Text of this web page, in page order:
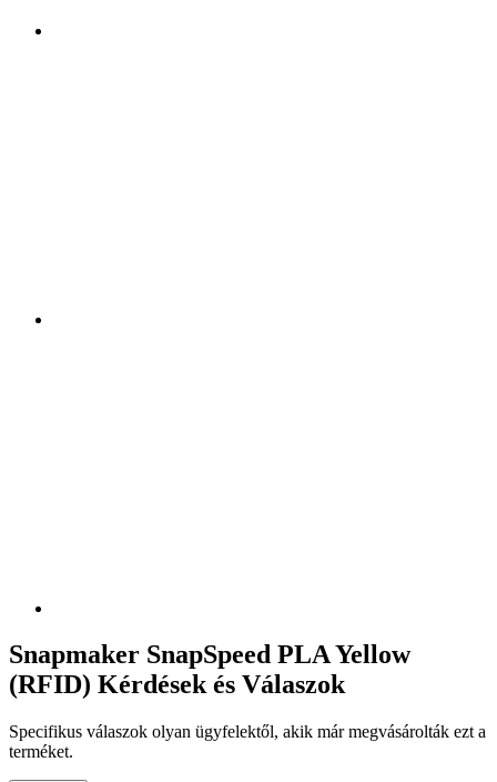
Snapmaker SnapSpeed PLA Yellow
(RFID) Kérdések és Válaszok
Specifikus válaszok olyan ügyfelektől, akik már megvásárolták ezt a
terméket.